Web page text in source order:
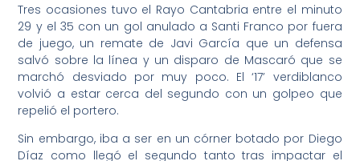
Tres ocasiones tuvo el Rayo Cantabria entre el minuto
29 y el 35 con un gol anulado a Santi Franco por fuera
de juego, un remate de Javi García que un defensa
salvó sobre la línea y un disparo de Mascaró que se
marchó desviado por muy poco. El ‘17’ verdiblanco
volvió a estar cerca del segundo con un golpeo que
repelió el portero.
Sin embargo, iba a ser en un córner botado por Diego
Díaz como llegó el segundo tanto tras impactar el